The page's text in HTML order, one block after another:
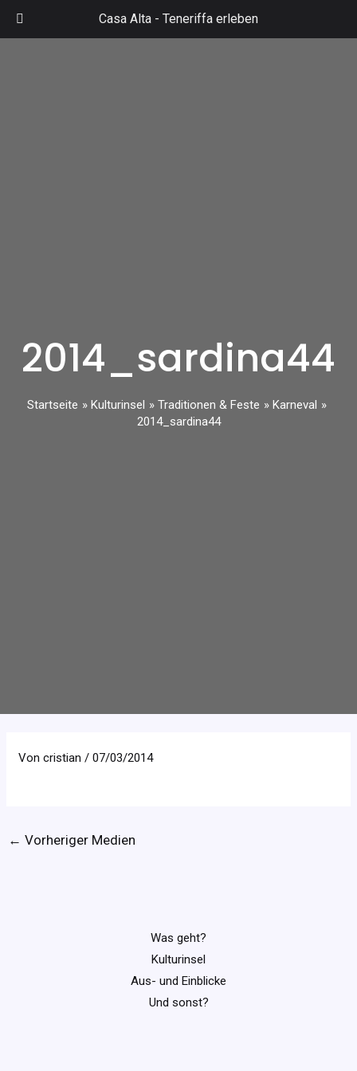
Casa Alta - Teneriffa erleben
2014_sardina44
Startseite Kulturinsel Traditionen & Feste
Karneval
2014_sardina44
Voncristian/07/03/2014
← Vorheriger Medien
Was geht?
Kulturinsel
Aus- und Einblicke
Und sonst?